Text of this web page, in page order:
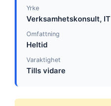
Yrke
Verksamhetskonsult, IT
Omfattning
Heltid
Varaktighet
Tills vidare